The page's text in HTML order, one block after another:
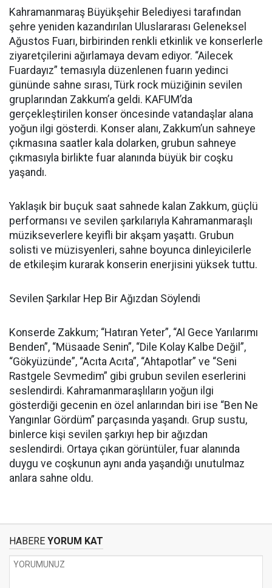
Kahramanmaraş Büyükşehir Belediyesi tarafından
şehre yeniden kazandırılan Uluslararası Geleneksel
Ağustos Fuarı, birbirinden renkli etkinlik ve konserlerle
ziyaretçilerini ağırlamaya devam ediyor. “Ailecek
Fuardayız” temasıyla düzenlenen fuarın yedinci
gününde sahne sırası, Türk rock müziğinin sevilen
gruplarından Zakkum’a geldi. KAFUM’da
gerçekleştirilen konser öncesinde vatandaşlar alana
yoğun ilgi gösterdi. Konser alanı, Zakkum’un sahneye
çıkmasına saatler kala dolarken, grubun sahneye
çıkmasıyla birlikte fuar alanında büyük bir coşku
yaşandı.
Yaklaşık bir buçuk saat sahnede kalan Zakkum, güçlü
performansı ve sevilen şarkılarıyla Kahramanmaraşlı
müzikseverlere keyifli bir akşam yaşattı. Grubun
solisti ve müzisyenleri, sahne boyunca dinleyicilerle
de etkileşim kurarak konserin enerjisini yüksek tuttu.
Sevilen Şarkılar Hep Bir Ağızdan Söylendi
Konserde Zakkum; “Hatıran Yeter”, “Al Gece Yarılarımı
Benden”, “Müsaade Senin”, “Dile Kolay Kalbe Değil”,
“Gökyüzünde”, “Acıta Acıta”, “Ahtapotlar” ve “Seni
Rastgele Sevmedim” gibi grubun sevilen eserlerini
seslendirdi. Kahramanmaraşlıların yoğun ilgi
gösterdiği gecenin en özel anlarından biri ise “Ben Ne
Yangınlar Gördüm” parçasında yaşandı. Grup sustu,
binlerce kişi sevilen şarkıyı hep bir ağızdan
seslendirdi. Ortaya çıkan görüntüler, fuar alanında
duygu ve coşkunun aynı anda yaşandığı unutulmaz
anlara sahne oldu.
HABERE YORUM KAT